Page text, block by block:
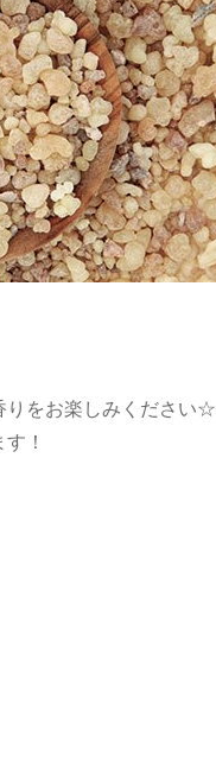
りをお楽しみください☆
！